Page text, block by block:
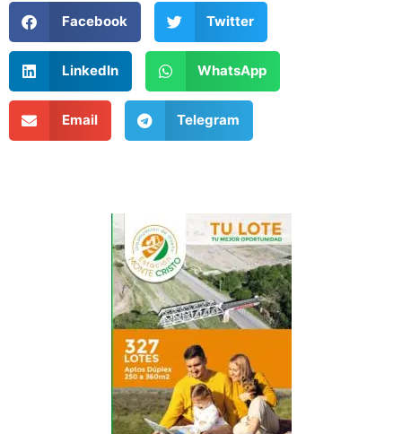
Facebook Twitter
LinkedIn WhatsApp
Email Telegram